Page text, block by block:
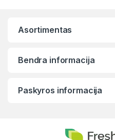
Asortimentas
Bendra informacija
Paskyros informacija